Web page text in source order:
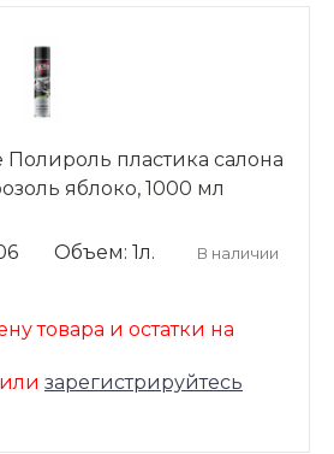
Полироль пластика салона
яблоко, 1000 мл
Объем: 1л. В наличии
товара и остатки на
или зарегистрируйтесь